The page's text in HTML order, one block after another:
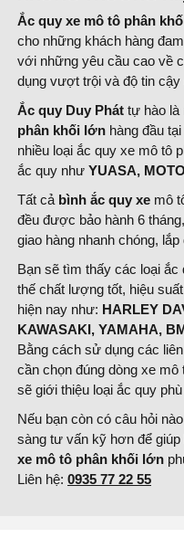
Ắc quy xe mô tô phân
cho những khách hàng
với những yêu cầu cao về
dụng vượt trội và độ tin
Ắc quy Duy Phát tự hào là
phân khối lớn hàng đầu
nhiều loại ắc quy xe mô tô
ắc quy như YUASA,
Tất cả bình ắc quy xe mô
đều được bảo hành 6
giao hàng nhanh chóng, lắp
Bạn sẽ tìm thấy các loại
thế chất lượng tốt, hiệu
hiện nay như: HARLEY
KAWASAKI, YAMAHA,
Bằng cách sử dụng các
cần chọn đúng dòng xe
sẽ giới thiệu loại ắc quy
Nếu bạn còn có câu hỏi
sàng tư vấn kỹ hơn để
xe mô tô phân khối lớn
Liên hệ: 0935 77 22 55